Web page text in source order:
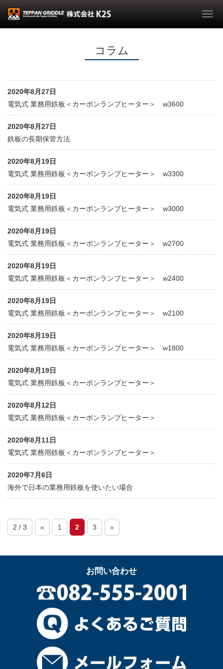
コラム
2020年8月27日
電気式 業務用鉄板＜カーボンランプヒーター＞ w3600
2020年8月27日
鉄板の長期保管方法
2020年8月19日
電気式 業務用鉄板＜カーボンランプヒーター＞ w3300
2020年8月19日
電気式 業務用鉄板＜カーボンランプヒーター＞ w3000
2020年8月19日
電気式 業務用鉄板＜カーボンランプヒーター＞ w2700
2020年8月19日
電気式 業務用鉄板＜カーボンランプヒーター＞ w2400
2020年8月19日
電気式 業務用鉄板＜カーボンランプヒーター＞ w2100
2020年8月19日
電気式 業務用鉄板＜カーボンランプヒーター＞ w1800
2020年8月19日
電気式 業務用鉄板＜カーボンランプヒーター＞
2020年8月12日
電気式 業務用鉄板＜カーボンランプヒーター＞
2020年8月11日
電気式 業務用鉄板＜カーボンランプヒーター＞
2020年7月6日
海外で日本の業務用鉄板を使いたい場合
2 / 3 « 1 2 3 »
お問い合わせ